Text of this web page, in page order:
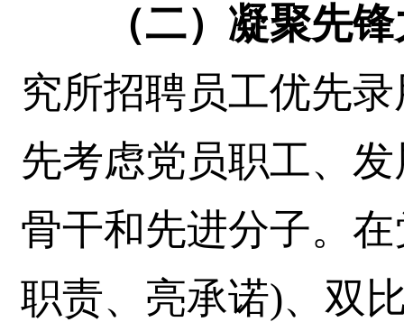
（二）凝聚先
究所招聘员工优先
先考虑党员职工、
骨干和先进分子。
职责、亮承诺)、双